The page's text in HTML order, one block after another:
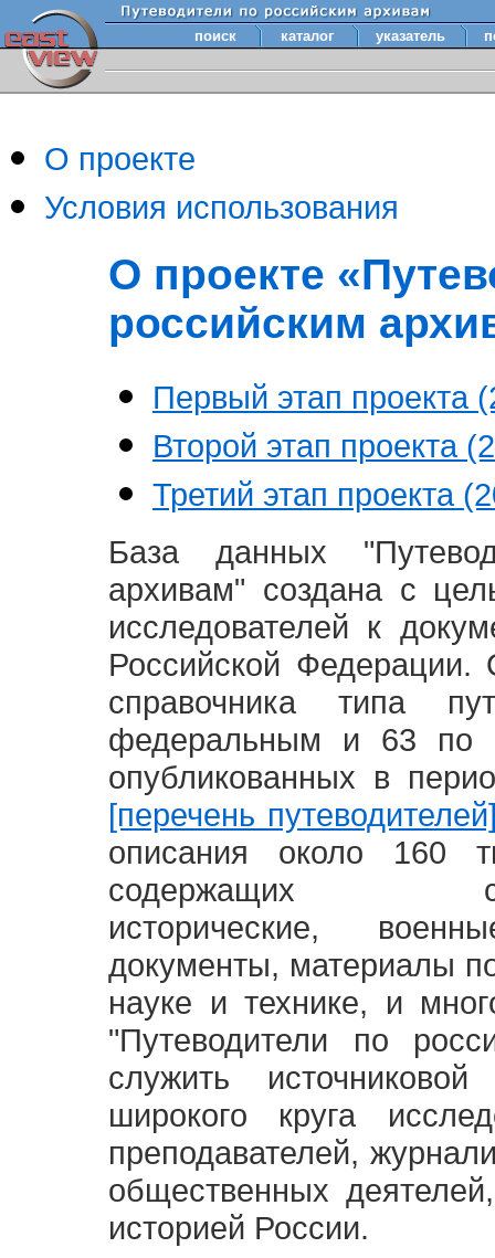
поиск каталог указатель
О проекте
Условия использования
О проекте
российским
Первый этап проекта
Второй этап проекта
Третий этап проекта
База данных
архивам" создана с
исследователей к
Российской
справочника типа
федеральным и 63 по
опубликованных в
[перечень
описания около 160
содержащих
исторические,
документы, материалы
науке и технике, и
"Путеводители по
служить
широкого круга
преподавателей,
общественных
историей России.